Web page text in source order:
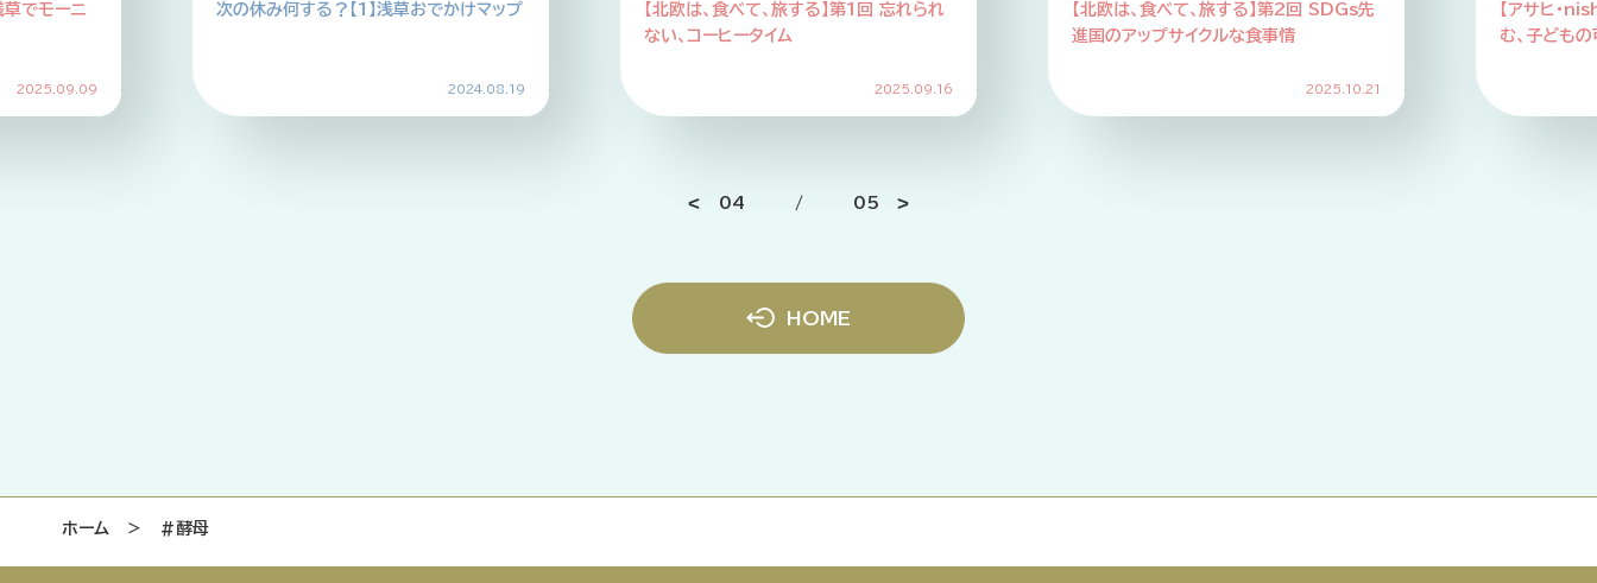
何する？【1】浅草おでかけマップ
2024.08.19
【北欧は、食べて、旅する】第1回 忘れられ
2025.09.16
【北欧は、食べて、旅する】第2回 SDGs先
2025.10.21
【アサヒ・nishikawa対談】眠りと食で育
む、子どもの可能性
2025.10.16
05 / 05
HOME
ホーム ＞ #酵母